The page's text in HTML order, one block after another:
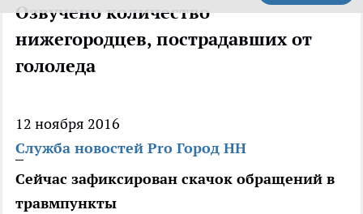
Озвучено количество
нижегородцев, пострадавших от
гололеда
12 ноября 2016
Служба новостей Pro Город НН
Сейчас зафиксирован скачок обращений в
травмпункты